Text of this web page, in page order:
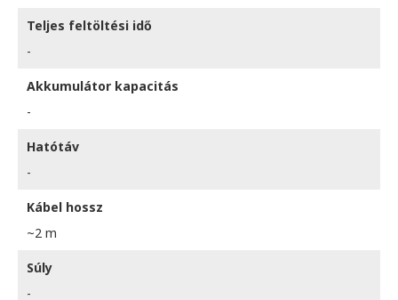
Teljes feltöltési idő
-
Akkumulátor kapacitás
-
Hatótáv
-
Kábel hossz
~2 m
Súly
-